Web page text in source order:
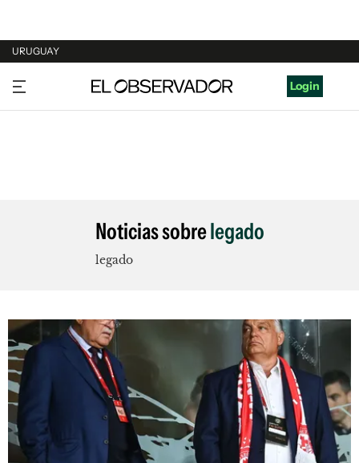
URUGUAY
URUGUAY
ARGENTINA
Login
Noticias sobrelegado
legado